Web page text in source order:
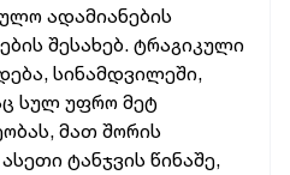
ადამიანების
შესახებ. ტრაგიკული
სინამდვილეში,
სულ უფრო მეტ
მათ შორის
ტანჯვის წინაშე,